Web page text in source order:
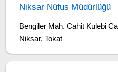
Niksar Nüfus Müdürlüğü
Bengiler Mah. Cahit Kulebi
Niksar, Tokat